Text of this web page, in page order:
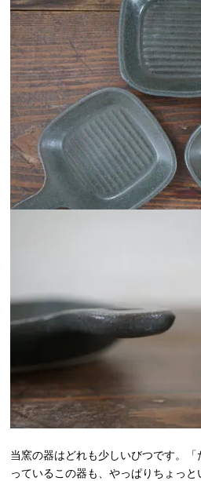
当窯の器はどれも少しいびつです。
っているこの器も、やっぱりちょっと